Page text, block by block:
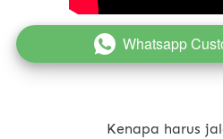
` Whatsapp
Kenapa harus